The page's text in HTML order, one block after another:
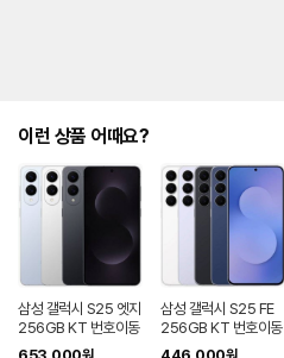
는
대
략
적
인
안
내
를
나
이런 상품 어때요?
삼성 갤럭시 S25 엣지
256GB KT 번호이동
완납 80요금제
삼성 갤럭시 S25 FE
256GB KT 번호이동
공시지원 완납